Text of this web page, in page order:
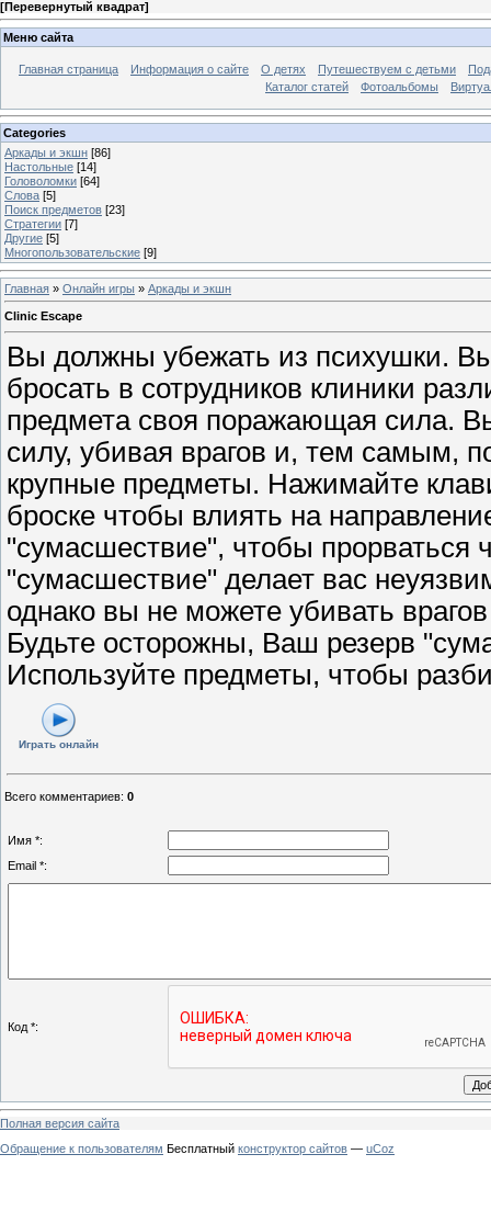
[Перевернутый квадрат]
Меню сайта
Главная страница Информация о сайте О детях Путешествуем с детьми
Каталог статей
Фотоальбомы
Categories
Аркады и экшн [86]
Настольные [14]
Головоломки [64]
Слова [5]
Поиск предметов [23]
Стратегии [7]
Другие [5]
Многопользовательские [9]
Главная » Онлайн игры » Аркады и экшн
Clinic Escape
Вы должны убежать из психушки.
бросать в сотрудников клиники
предмета своя поражающая сила.
силу, убивая врагов и, тем самым,
крупные предметы. Нажимайте
броске чтобы влиять на
"сумасшествие", чтобы прорваться
"сумасшествие" делает вас
однако вы не можете убивать
Будьте осторожны, Ваш резерв
Используйте предметы, чтобы
Играть онлайн
Всего комментариев: 0
Имя *:
Email *:
Код *:
Полная версия сайта
Обращение к пользователям Бесплатный конструктор сайтов — uCoz